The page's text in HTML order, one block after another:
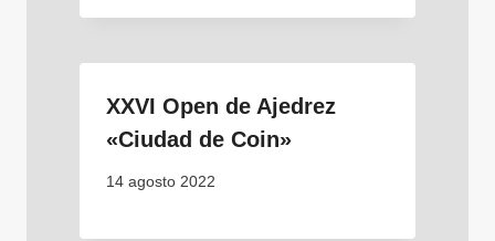
XXVI Open de Ajedrez
«Ciudad de Coin»
14 agosto 2022